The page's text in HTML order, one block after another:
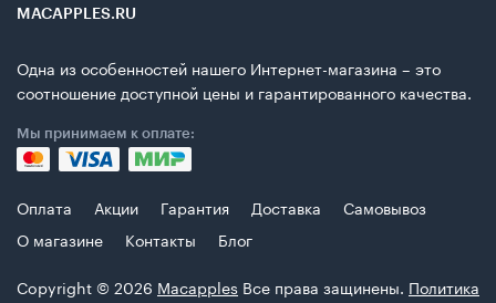
MACAPPLES.RU
Одна из особенностей нашего Интернет-магазина – это
соотношение доступной цены и гарантированного качества.
Мы принимаем к оплате:
Оплата Акции Гарантия Доставка
Самовывоз
О магазине
Контакты
Блог
Copyright © 2026 Macapples Все права защинены. Политика